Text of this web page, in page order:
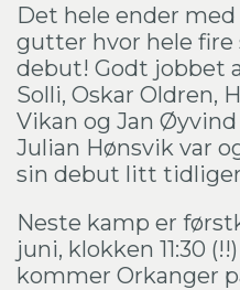
Det hele ender
gutter hvor hele fire
debut! Godt jobbet
Solli, Oskar Oldren,
Vikan og Jan Øyvind
Julian Hønsvik var
sin debut litt
Neste kamp er
juni, klokken 11:30
kommer Orkanger